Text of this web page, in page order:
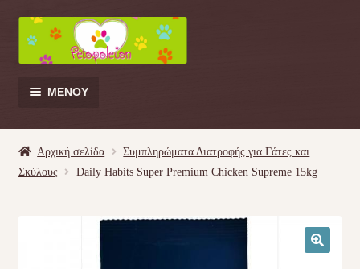
Απευθείας
μετάβαση
στην
πλοήγηση
Μετάβαση
σε
περιεχόμενο
ΜΕΝΟΎ
Αρχική σελίδα
Συμπληρώματα Διατροφής για Γάτες και
Σκύλους
Daily Habits Super Premium Chicken Supreme 15kg